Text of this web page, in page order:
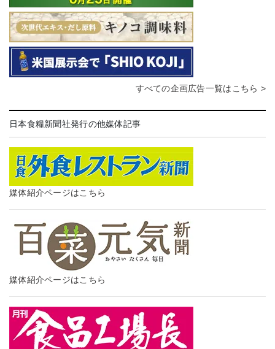
すべての企画広告一覧はこちら >
日本食糧新聞社発行の他媒体記事
媒体紹介ページはこちら
媒体紹介ページはこちら